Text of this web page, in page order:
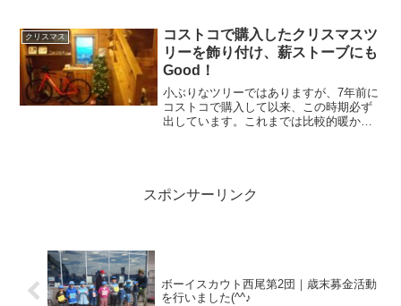
クリスマス
コストコで購入したクリスマスツ
リーを飾り付け、薪ストーブにも
Good！
小ぶりなツリーではありますが、7年前に
コストコで購入して以来、この時期必ず
出しています。これまでは比較的暖かか
スポンサーリンク
ボーイスカウト西尾第2団｜歳末募金活動
を行いました(^^♪